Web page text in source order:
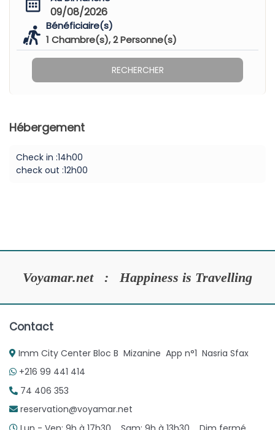
09/08/2026
Bénéficiaire(s)
1 Chambre(s),2Personne(s)
RECHERCHER
Hébergement
Check in :14h00
check out :12h00
Voyamar.net : Happiness is Travelling
Contact
Imm City Center Bloc B Mizanine App n°1 Nasria Sfax
+216 99 441 414
74 406 353
reservation@voyamar.net